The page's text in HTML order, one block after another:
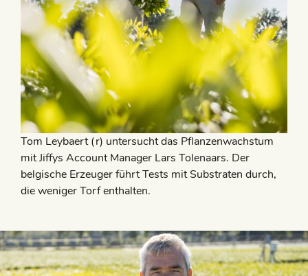
Tom Leybaert (r) untersucht das Pflanzenwachstum
mit Jiffys Account Manager Lars Tolenaars. Der
belgische Erzeuger führt Tests mit Substraten durch,
die weniger Torf enthalten.